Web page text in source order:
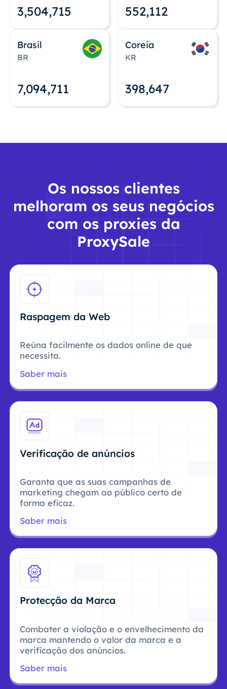
3,504,715 552,112
Brasil
BR
7,094,712
Coreia
KR
398,648
Os nossos clientes
melhoram os seus negócios
com os proxies da
ProxySale
Raspagem da Web
Reúna facilmente os dados online de que
necessita.
Saber mais
Verificação de anúncios
Garanta que as suas campanhas de
marketing chegam ao público certo de
forma eficaz.
Saber mais
Protecção da Marca
Combater a violação e o envelhecimento da
marca mantendo o valor da marca e a
verificação dos anúncios.
Saber mais